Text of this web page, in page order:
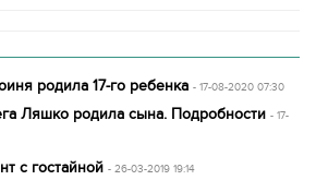
родила 17-го ребенка - 17-08-2020 07:30
Ляшко родила сына. Подробности - 17-
с гостайной - 26-03-2019 19:14